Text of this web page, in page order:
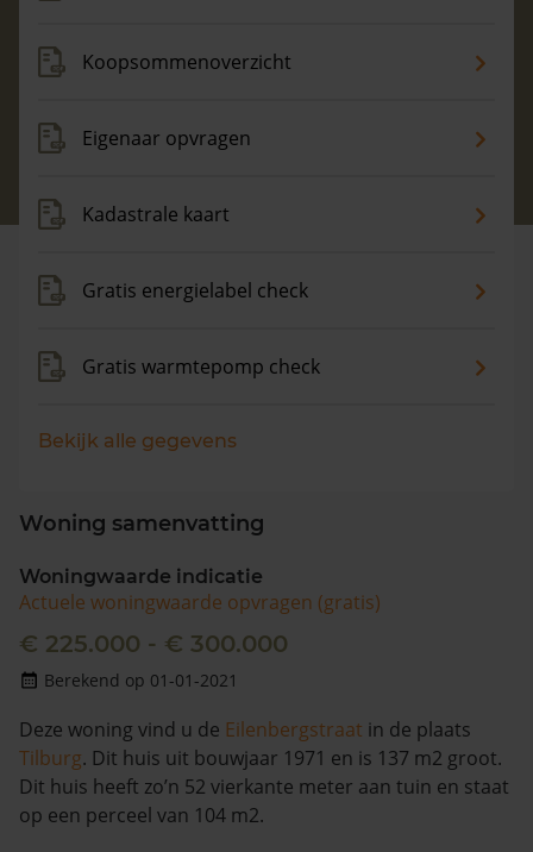
Koopsommenoverzicht
Eigenaar opvragen
Kadastrale kaart
Gratis energielabel check
Gratis warmtepomp check
Bekijk alle gegevens
Woning samenvatting
Woningwaarde indicatie
Actuele woningwaarde opvragen (gratis)
€ 225.000 - € 300.000
Berekend op 01-01-2021
Deze woning vind u de Eilenbergstraat in de plaats
Tilburg. Dit huis uit bouwjaar 1971 en is 137 m2 groot.
Dit huis heeft zo’n 52 vierkante meter aan tuin en staat
op een perceel van 104 m2.